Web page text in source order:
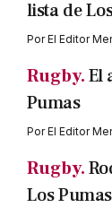
lista de
PorEl Editor
Rugby.El
Pumas
PorEl Editor
Rugby.
Los